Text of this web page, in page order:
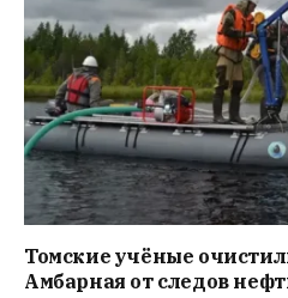
Томские учёные
Амбарная от следов